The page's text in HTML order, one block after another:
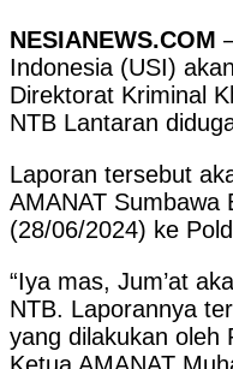
NESIANEWS.COM
Indonesia (USI)
Direktorat Kriminal
NTB Lantaran
Laporan tersebut
AMANAT Sumbawa
(28/06/2024) ke
“Iya mas, Jum’at
NTB. Laporannya
yang dilakukan oleh